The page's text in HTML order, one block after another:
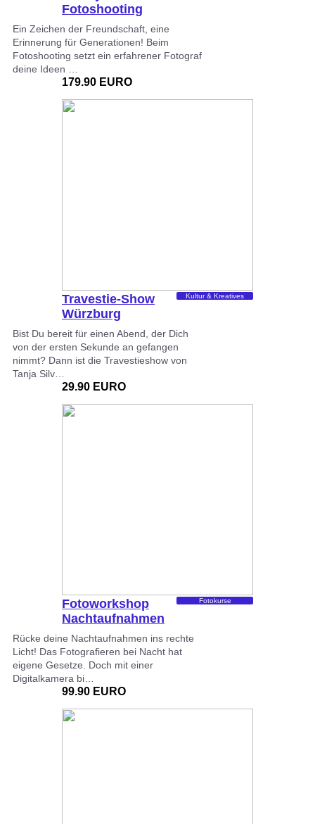
Fotoshooting
Ein Zeichen der Freundschaft, eine
Erinnerung für Generationen! Beim
Fotoshooting setzt ein erfahrener Fotograf
deine Ideen …
179.90 EURO
Travestie-Show
Würzburg
Kultur & Kreatives
Bist Du bereit für einen Abend, der Dich
von der ersten Sekunde an gefangen
nimmt? Dann ist die Travestieshow von
Tanja Silv…
29.90 EURO
Fotoworkshop
Nachtaufnahmen
Fotokurse
Rücke deine Nachtaufnahmen ins rechte
Licht! Das Fotografieren bei Nacht hat
eigene Gesetze. Doch mit einer
Digitalkamera bi…
99.90 EURO